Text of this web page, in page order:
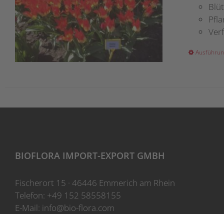
BIOFLORA IMPORT-EXPORT GMBH
Fischerort 15 · 46446 Emmerich am Rhein
Telefon: +49 152 58558155
E-Mail: info@bio-flora.com